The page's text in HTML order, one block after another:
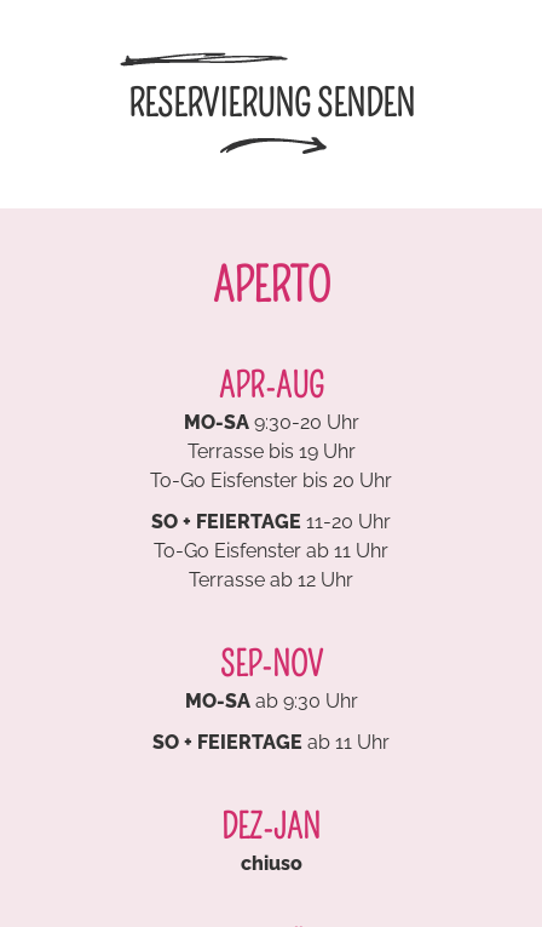
RESERVIERUNG SENDEN
APERTO
APR-AUG
MO-SA9:30-20 Uhr
Terrasse bis 19 Uhr
To-Go Eisfenster bis 20 Uhr
SO + FEIERTAGE 11-20 Uhr
To-Go Eisfenster ab 11 Uhr
Terrasse ab 12 Uhr
SEP-NOV
MO-SAab 9:30 Uhr
SO + FEIERTAGE ab 11 Uhr
DEZ-JAN
chiuso